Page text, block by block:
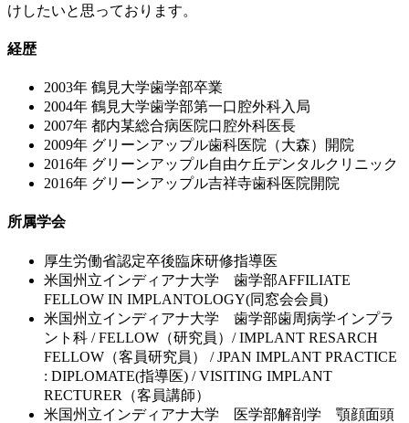
けしたいと思っております。
経歴
2003年 鶴見大学歯学部卒業
2004年 鶴見大学歯学部第一口腔外科入局
2007年 都内某総合病医院口腔外科医長
2009年 グリーンアップル歯科医院（大森）開院
2016年 グリーンアップル自由ケ丘デンタルクリニック
2016年 グリーンアップル吉祥寺歯科医院開院
所属学会
厚生労働省認定卒後臨床研修指導医
米国州立インディアナ大学 歯学部AFFILIATE
FELLOW IN IMPLANTOLOGY(同窓会会員)
米国州立インディアナ大学 歯学部歯周病学インプラ
ント科 / FELLOW（研究員）/ IMPLANT RESARCH
FELLOW（客員研究員） / JPAN IMPLANT PRACTICE
: DIPLOMATE(指導医) / VISITING IMPLANT
RECTURER（客員講師）
米国州立インディアナ大学 医学部解剖学 顎顔面頭